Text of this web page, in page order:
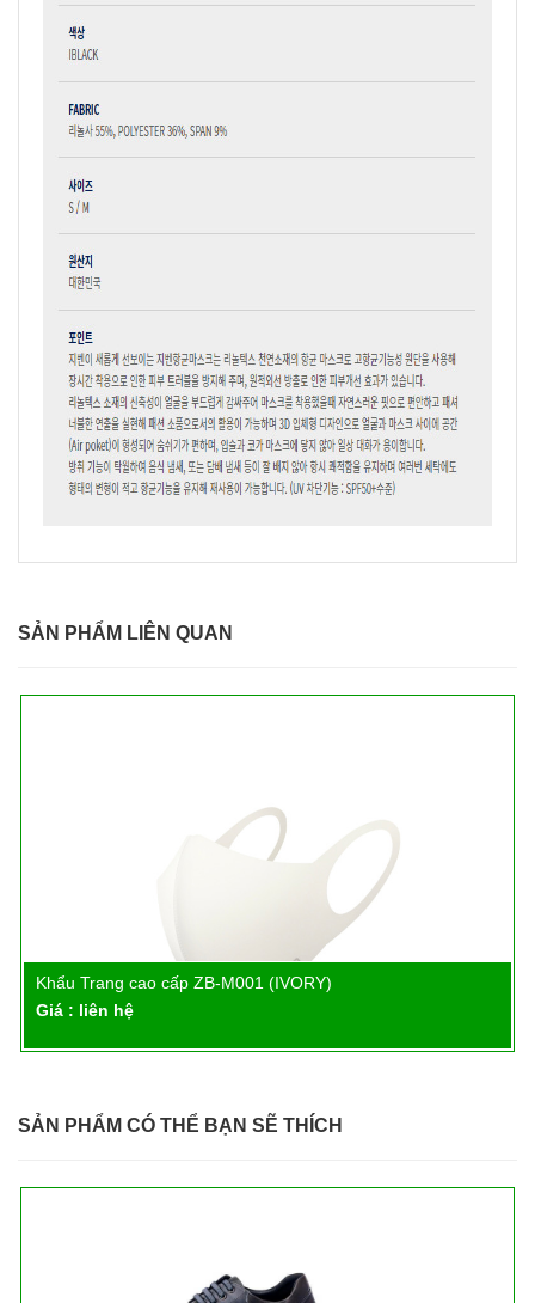
SẢN PHẨM LIÊN QUAN
Chi tiết
Khẩu Trang cao cấp ZB-M001 (IVORY)
Giá : liên hệ
SẢN PHẨM CÓ THỂ BẠN SẼ THÍCH